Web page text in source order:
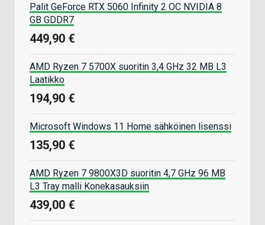
Palit GeForce RTX 5060 Infinity 2 OC NVIDIA 8
GB GDDR7
449,90 €
AMD Ryzen 7 5700X suoritin 3,4 GHz 32 MB L3
Laatikko
194,90 €
Microsoft Windows 11 Home sähköinen lisenssi
135,90 €
AMD Ryzen 7 9800X3D suoritin 4,7 GHz 96 MB
L3 Tray malli Konekasauksiin
439,00 €